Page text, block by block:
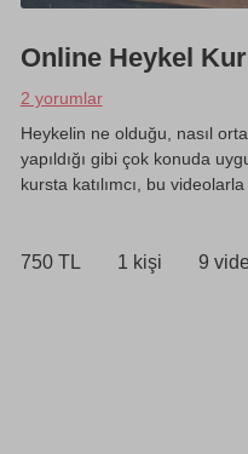
Online Heykel
2 yorumlar
Heykelin ne olduğu, nasıl
yapıldığı gibi çok konuda
kursta katılımcı, bu
750 TL 1 kişi 9